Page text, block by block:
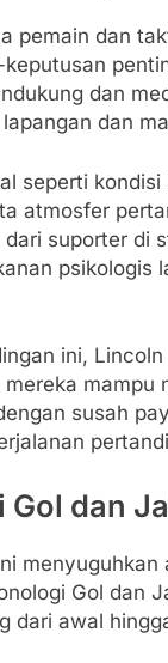
pemain dan
dan
dan
seperti
atmosfer
suporter di
psikologis
ini,
mampu
susah
Gol dan
Gol dan
dari awal